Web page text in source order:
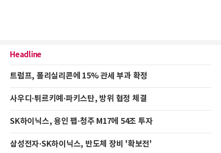
Headline
트럼프, 폴리실리콘에 15% 관세 부과 확정
사우디·튀르키예·파키스탄, 방위 협정 체결
SK하이닉스, 용인 팹·청주 M17에 54조 투자
삼성전자·SK하이닉스, 반도체 장비 '확보전'